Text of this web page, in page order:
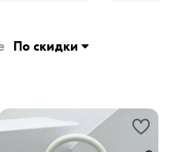
По скидки